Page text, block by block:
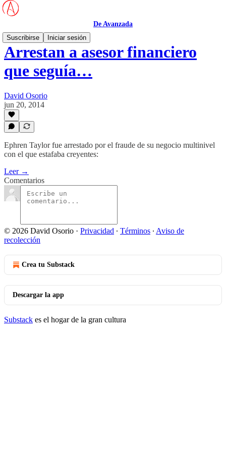
De Avanzada
Suscribirse
Iniciar sesión
Arrestan a asesor financiero
que seguía…
David Osorio
jun 20, 2014
Ephren Taylor fue arrestado por el fraude de su negocio multinivel
con el que estafaba creyentes:
Leer →
Comentarios
© 2026 David Osorio · Privacidad ∙ Términos ∙ Aviso de
recolección
Crea tu Substack
Descargar la app
Substack es el hogar de la gran cultura